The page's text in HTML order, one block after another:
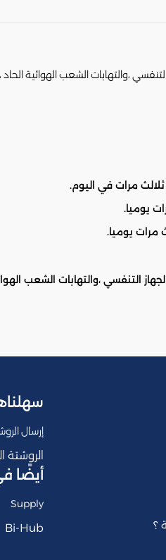
،والتهابات الشعب الهوائية الحاد ،
،والتهابات الشعب
؟
إرسال
الروشتة
أيضًا
Supply
Bi-Hub